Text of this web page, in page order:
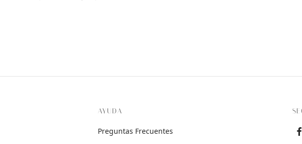
AYUDA
Preguntas Frecuentes